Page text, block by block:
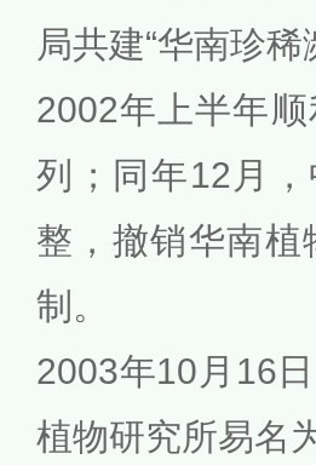
局共建“华南珍
2002年上半年
列；同年12月
整，撤销华南
制。
2003年10月16
植物研究所易名